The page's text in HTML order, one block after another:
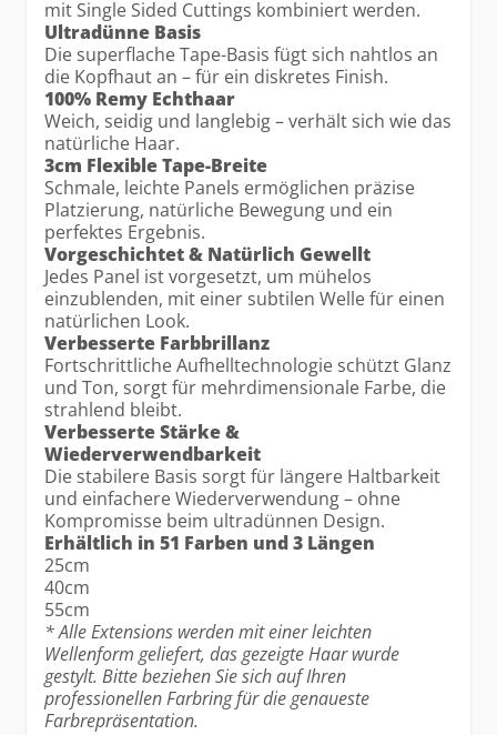
mit Single Sided Cuttings kombiniert werden.
Ultradünne Basis
Die superflache Tape-Basis fügt sich nahtlos an
die Kopfhaut an – für ein diskretes Finish.
100% Remy Echthaar
Weich, seidig und langlebig – verhält sich wie das
natürliche Haar.
3cm Flexible Tape-Breite
Schmale, leichte Panels ermöglichen präzise
Platzierung, natürliche Bewegung und ein
perfektes Ergebnis.
Vorgeschichtet & Natürlich Gewellt
Jedes Panel ist vorgesetzt, um mühelos
einzublenden, mit einer subtilen Welle für einen
natürlichen Look.
Verbesserte Farbbrillanz
Fortschrittliche Aufhelltechnologie schützt Glanz
und Ton, sorgt für mehrdimensionale Farbe, die
strahlend bleibt.
Verbesserte Stärke &
Wiederverwendbarkeit
Die stabilere Basis sorgt für längere Haltbarkeit
und einfachere Wiederverwendung – ohne
Kompromisse beim ultradünnen Design.
Erhältlich in 51 Farben und 3 Längen
25cm
40cm
55cm
* Alle Extensions werden mit einer leichten
Wellenform geliefert, das gezeigte Haar wurde
gestylt. Bitte beziehen Sie sich auf Ihren
professionellen Farbring für die genaueste
Farbrepräsentation.